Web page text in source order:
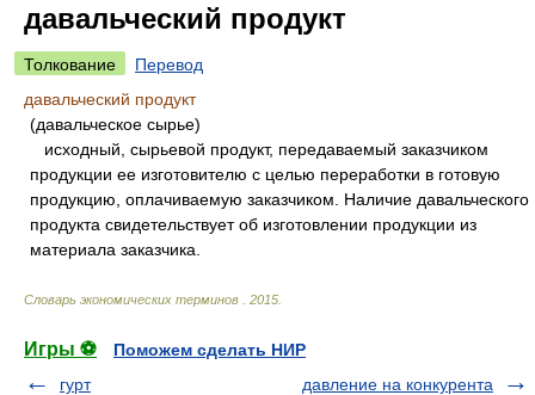
давальческий продукт
Толкование
Перевод
давальческий продукт
(давальческое сырье)
исходный, сырьевой продукт, передаваемый заказчиком
продукции ее изготовителю с целью переработки в готовую
продукцию, оплачиваемую заказчиком. Наличие давальческого
продукта свидетельствует об изготовлении продукции из
материала заказчика.
Словарь экономических терминов 2015
Игры ⚽
Поможем сделать НИР
гурт
давление на конкурента